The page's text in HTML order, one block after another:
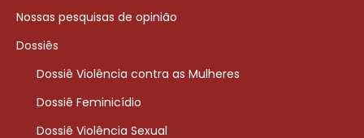
Nossas pesquisas de opinião
Dossiês
Dossiê Violência contra as Mulheres
Dossiê Feminicídio
Dossiê Violência Sexual